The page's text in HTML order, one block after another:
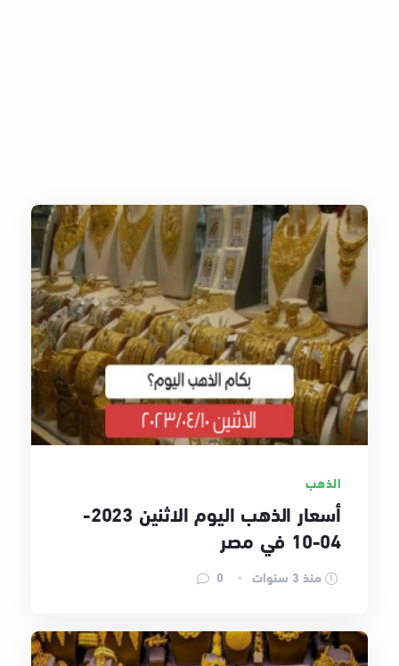
الذهب
أسعار الذهب اليوم الاثنين 2023-
04-10 في مصر
منذ 3 سنوات